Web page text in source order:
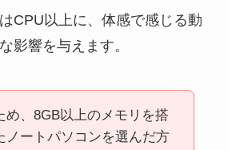
CPU以上に、体感で感じる動
影響を与えます。
め、8GB以上のメモリを搭
ノートパソコンを選んだ方